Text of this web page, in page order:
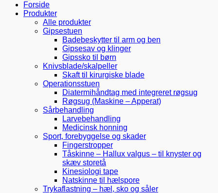
Forside
Produkter
Alle produkter
Gipsestuen
Badebeskytter til arm og ben
Gipsesav og klinger
Gipssko til børn
Knivsblade/skalpeller
Skaft til kirurgiske blade
Operationsstuen
Diatermihåndtag med integreret røgsug
Røgsug (Maskine – Apperat)
Sårbehandling
Larvebehandling
Medicinsk honning
Sport, forebyggelse og skader
Fingerstropper
Tåskinne – Hallux valgus – til knyster og
skæv storetå
Kinesiologi tape
Natskinne til hælspore
Trykaflastning – hæl, sko og såler